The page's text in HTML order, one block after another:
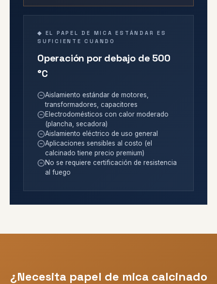
◆ EL PAPEL DE MICA ESTÁNDAR ES
SUFICIENTE CUANDO
Operación por debajo de 500
°C
Aislamiento estándar de motores,
transformadores, capacitores
Electrodomésticos con calor moderado
(plancha, secadora)
Aislamiento eléctrico de uso general
Aplicaciones sensibles al costo (el
calcinado tiene precio premium)
No se requiere certificación de resistencia
al fuego
¿Necesita papel de mica calcinado